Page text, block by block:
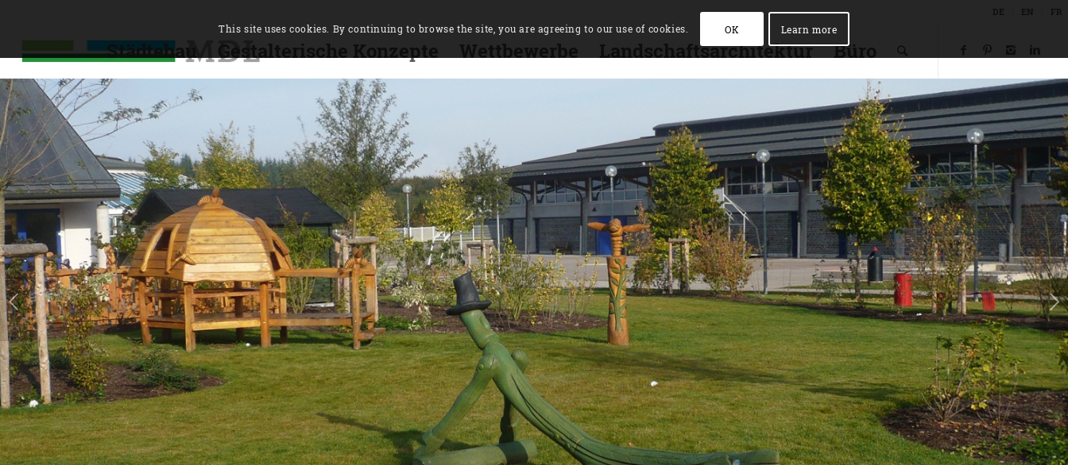
DE EN FR
Städtebau Gestalterische Konzepte Wettbewerbe Landschaftsarchitektur Büro
Weiter
This site uses cookies. By continuing to browse the site, you are agreeing to our use of cookies. OK Learn more